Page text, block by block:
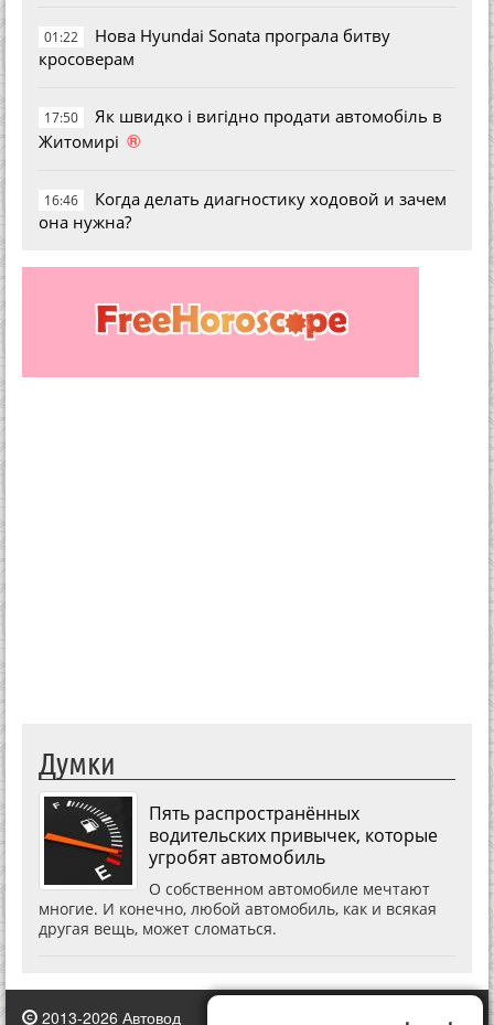
01:22
Нова Hyundai Sonata програла битву
кросоверам
17:50
Як швидко і вигідно продати автомобіль в
Житомирі ®
16:46
Когда делать диагностику ходовой и зачем
она нужна?
Думки
Пять распространённых
водительских привычек, которые
угробят автомобиль
О собственном автомобиле мечтают
многие. И конечно, любой автомобиль, как и всякая
другая вещь, может сломаться.
2013-2026 Автовод